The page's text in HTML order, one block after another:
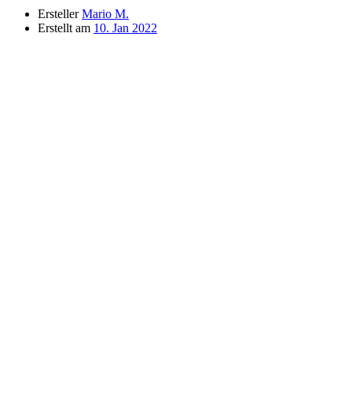
Ersteller Mario M.
Erstellt am 10. Jan 2022